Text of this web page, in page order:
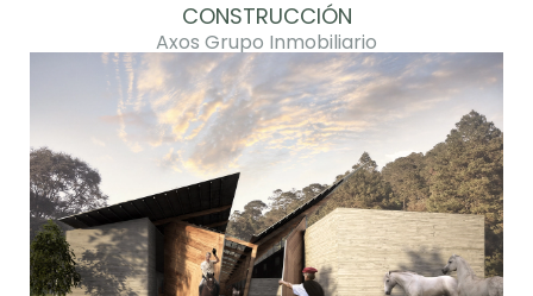
CONSTRUCCIÓN
Axos Grupo Inmobiliario